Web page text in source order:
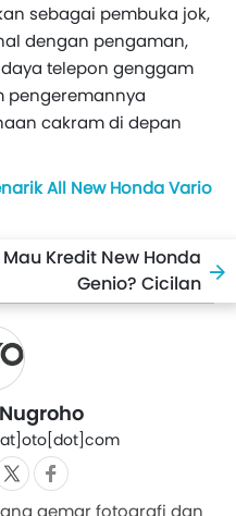
sebagai pembuka jok,
dengan pengaman,
telepon genggam
pengeremannya
cakram di depan
All New Honda Vario
Mau Kredit New Honda
Genio? Cicilan
Termurahnya Mulai Rp
700 Ribuan dan Dapat
gemar fotografi dan